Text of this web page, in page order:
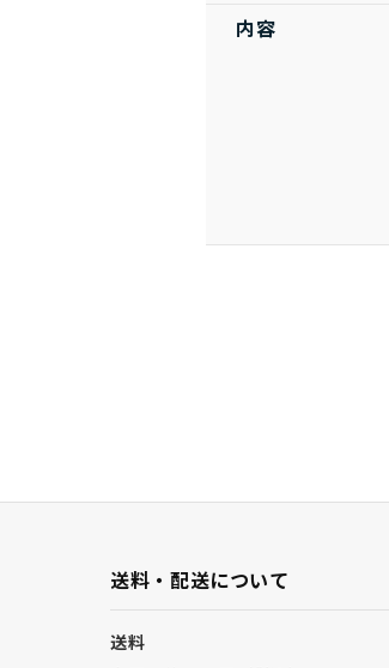
内容
送料・配送について
送料